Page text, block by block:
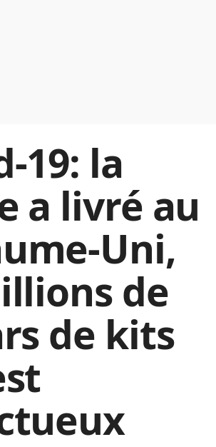
19: la
a livré au
Uni,
de
de kits